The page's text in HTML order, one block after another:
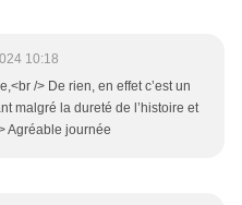
10:18
/> De rien, en effet c’est un
malgré la dureté de l’histoire et
Agréable journée